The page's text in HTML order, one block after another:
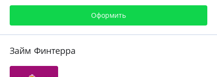
Оформить
Займ Финтерра